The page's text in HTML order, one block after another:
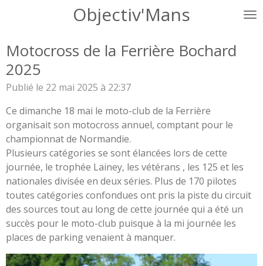
principal
Objectiv'Mans
Motocross de la Ferrière Bochard
2025
Publié le 22 mai 2025 à 22:37
Ce dimanche 18 mai le moto-club de la Ferrière
organisait son motocross annuel, comptant pour le
championnat de Normandie.
Plusieurs catégories se sont élancées lors de cette
journée, le trophée Lainey, les vétérans , les 125 et les
nationales divisée en deux séries. Plus de 170 pilotes
toutes catégories confondues ont pris la piste du circuit
des sources tout au long de cette journée qui a été un
succès pour le moto-club puisque à la mi journée les
places de parking venaient à manquer.